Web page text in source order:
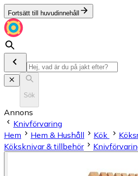
Fortsätt till huvudinnehåll
Sök
Annons
Knivförvaring
Hem
Hem & Hushåll Kök
Köksknivar & tillbehör